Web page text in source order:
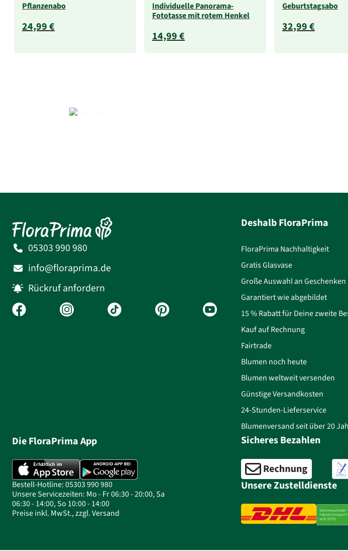
Pflanzenabo
24,99 €
Individuelle Panorama-
Fototasse mit rotem Henkel
14,99 €
Geburtstagsabo
32,99 €
05303 990 980
info@floraprima.de
Rückruf anfordern
Die FloraPrima App
Bestell-Hotline: 05303 990 980
Unsere Servicezeiten: Mo - Fr 06:30 - 20:00, Sa
06:30 - 14:00, So 10:00 - 14:00
Preise inkl. MwSt., zzgl. Versand
Deshalb FloraPrima
FloraPrima Nachhaltigkeit
Gratis Glasvase
Große Auswahl an Geschenken
Garantiert wie abgebildet
15 % Rabatt für Deine zweite
Kauf auf Rechnung
Fairtrade
Blumen noch heute
Blumen weltweit versenden
Günstige Versandkosten
24-Stunden-Lieferservice
Blumenversand seit über 20
Sicheres Bezahlen
Unsere Zustelldienste